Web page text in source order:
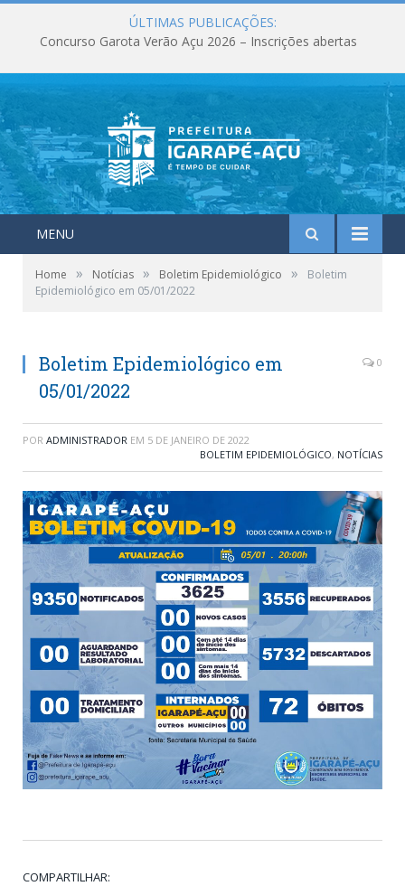
ÚLTIMAS PUBLICAÇÕES:
Concurso Garota Verão Açu 2026 – Inscrições abertas
MENU
Home » Notícias » Boletim Epidemiológico »
Boletim
Epidemiológico em 05/01/2022
Boletim Epidemiológico em
05/01/2022
0
POR ADMINISTRADOR EM 5 DE JANEIRO DE 2022
BOLETIM EPIDEMIOLÓGICO, NOTÍCIAS
COMPARTILHAR: